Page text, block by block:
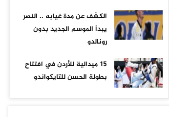
الكشف عن مدة غيابه .. النصر
يبدأ الموسم الجديد بدون
رونالدو
15 ميدالية للأردن في افتتاح
بطولة الحسن للتايكواندو